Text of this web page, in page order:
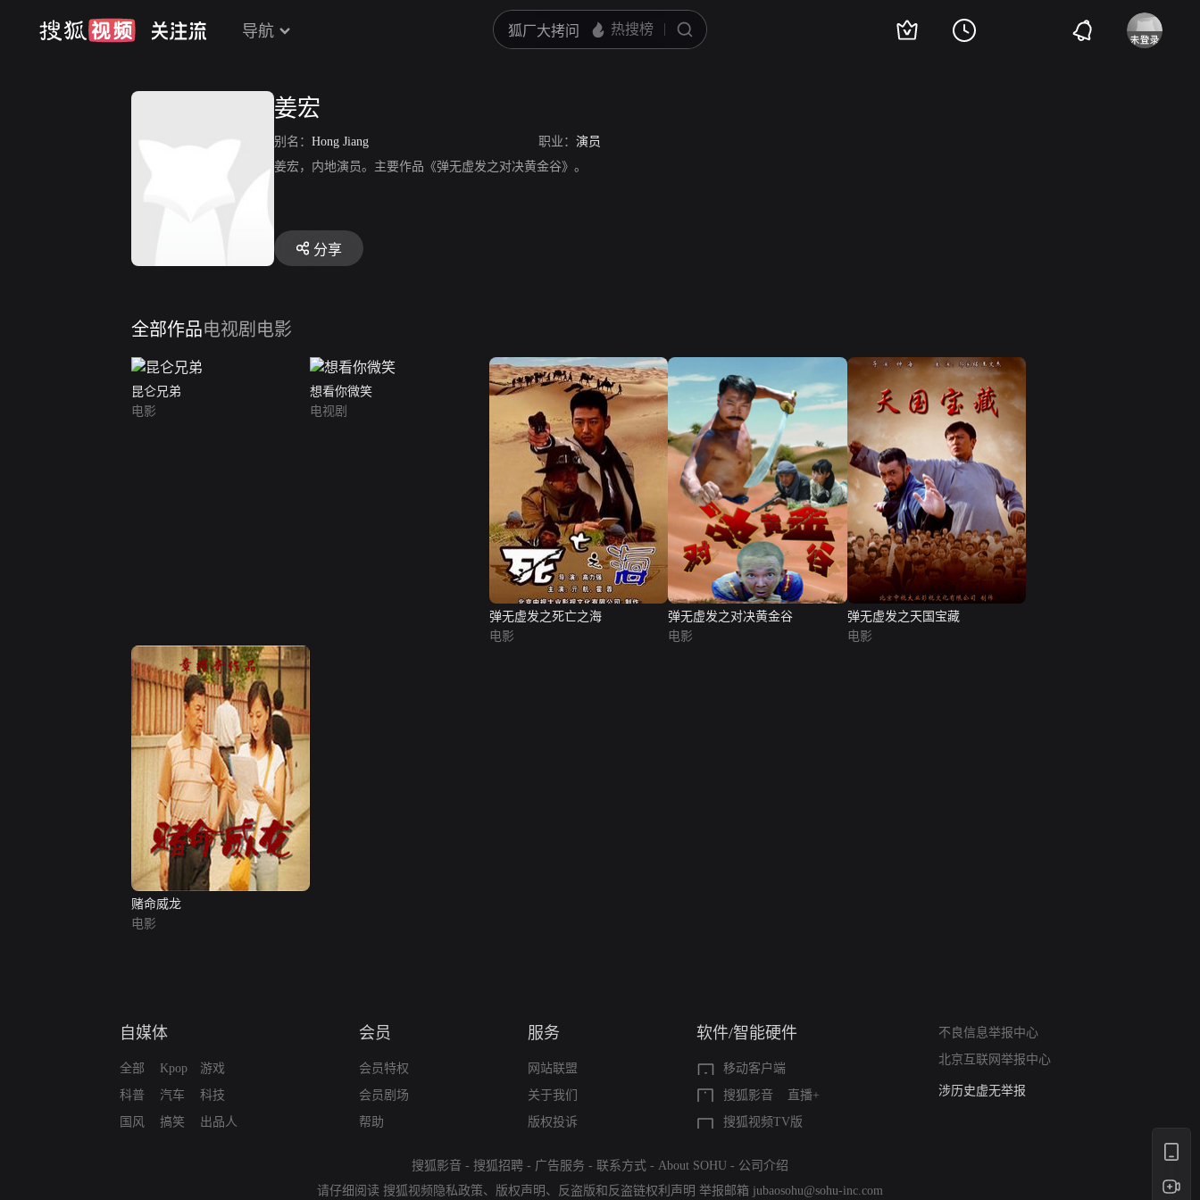
导航
姜宏
别名： Hong Jiang 职业： 演员
姜宏，内地演员。主要作品《弹无虚发之对决黄金谷》。
分享
全部作品电视剧 电影
昆仑兄弟
电影
想看你微笑
电视剧
弹无虚发之死亡之海
电影
弹无虚发之对决黄金谷
电影
弹无虚发之天国宝藏
电影
赌命威龙
电影
自媒体
全部
科普
国风
Kpop
汽车
搞笑
游戏
科技
出品人
会员
会员特权
会员剧场
帮助
服务
网站联盟
关于我们
版权投诉
软件/智能硬件
移动客户端
搜狐影音
直播+
搜狐视频TV版
不良信息举报中心
北京互联网举报中心
亚运会举报专区
涉历史虚无举报
搜狐影音 - 搜狐招聘 - 广告服务 - 联系方式 - About SOHU - 公司介绍
请仔细阅读 搜狐视频隐私政策、 版权声明 、 反盗版和反盗链权利声明 举报邮箱 jubaosohu@sohu-inc.com